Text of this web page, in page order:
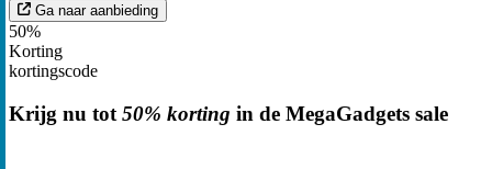
Ga naar aanbieding
50%
Korting
kortingscode
Krijg nu tot 50% korting in de MegaGadgets sale